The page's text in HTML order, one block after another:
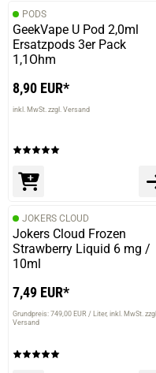
PODS
GeekVape U Pod 2,0ml
Ersatzpods 3er Pack
1,1Ohm
8,90 EUR*
inkl. MwSt. zzgl. Versand
JOKERS CLOUD
Jokers Cloud Frozen
Strawberry Liquid 6 mg /
10ml
7,49 EUR*
Grundpreis: 749,00 EUR / Liter inkl. MwSt. zzgl.
Versand